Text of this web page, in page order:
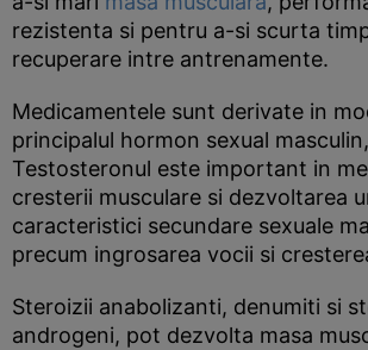
rezistenta si pentru a-si scurta
recuperare intre antrenamente.
Medicamentele sunt derivate in
principalul hormon sexual masculin,
Testosteronul este important in
cresterii musculare si dezvoltarea
caracteristici secundare sexuale
precum ingrosarea vocii si
Steroizii anabolizanti, denumiti si
androgeni, pot dezvolta masa